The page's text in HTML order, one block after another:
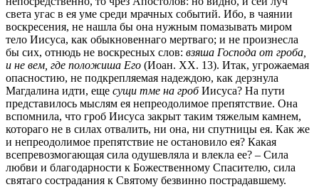
света угас в ея уме среди мрачных событий. Ибо, в чаянии
воскресения, не нашла бы она нужным помазывать миром
тело Иисуса, как обыкновеннаго мертваго; и не произнесла
бы сих, отнюдь не воскресных слов: взяша Господа от гроба,
и не вем, где положиша Его (Иоан. XX. 13). Итак, угрожаемая
опасностию, не подкрепляемая надеждою, как дерзнула
Магдалина идти, еще сущи тме на гробИисуса? На пути
представилось мыслям ея непреодолимое препятствие. Она
вспомнила, что гроб Иисуса закрыт таким тяжелым камнем,
котораго не в силах отвалить, ни она, ни спутницы ея. Как же
и непреодолимое препятствие не остановило ея? Какая
всепревозмогающая сила одушевляла и влекла ее? – Сила
любви и благодарности к Божественному Спасителю, сила
святаго сострадания к Святому безвинно пострадавшему.